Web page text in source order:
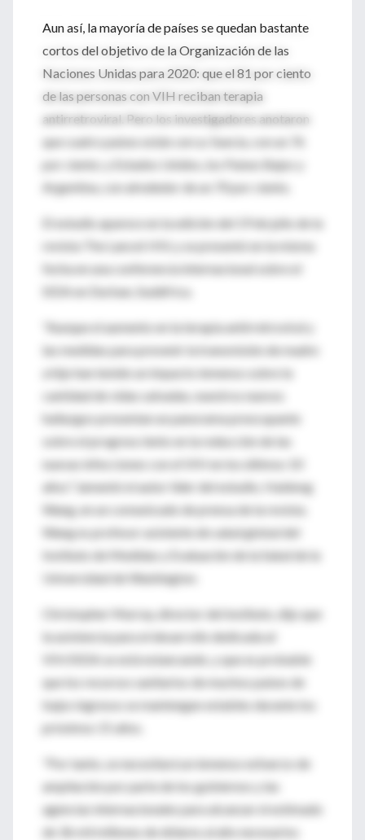
Aun así, la mayoría de países se quedan bastante
cortos del objetivo de la Organización de las
Naciones Unidas para 2020: que el 81 por ciento
de las personas con VIH reciban terapia
antirretroviral. Pero los investigadores anotaron
que cuatro países están cerca: Suecia, con un 76
por ciento; y Estados Unidos, los Países Bajos y
Argentina, con alrededor de un 70 por ciento.
El estudio aparece en la edición del 19 de julio de la
revista The Lancet HIV, y se presentó en la misma
fecha en una conferencia internacional sobre el
SIDA en Durban, Sudáfrica.
"Aunque el aumento en la terapia antirretroviral y
las medidas para prevenir la transmisión de madre
a hijo han tenido un impacto inmenso sobre la
cantidad de vidas salvadas, nuestros nuevos
hallazgos presentan un panorama preocupante
sobre el progreso lento en la reducción de las
nuevas infecciones con el VIH en los últimos 10
años", lamentó el autor líder del estudio, Haidong
Wang, en un comunicado de prensa de la revista.
Wang es profesor asistente de salud global del
Instituto de Medidas y Evaluación de la Salud de la
Universidad de Washington.
Christopher Murray, director del instituto, dijo que
la asistencia para el desarrollo dedicada al
VIH/SIDA se está estancando, y que es probable
que los recursos sanitarios de muchos países de
bajos ingresos se mantengan estables durante los
próximos 15 años.
"Por tanto, se necesitará un inmenso esfuerzo de
ampliación por parte de los gobiernos y las
agencias internacionales para alcanzar el estimado
de 36 mil millones de dólares al año necesarios